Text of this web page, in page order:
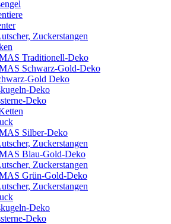
Zuckerstangen
Traditionell-Deko
Schwarz-Gold-Deko
Gold Deko
Deko
Deko
Silber-Deko
Zuckerstangen
Blau-Gold-Deko
Zuckerstangen
Grün-Gold-Deko
Zuckerstangen
Deko
Deko